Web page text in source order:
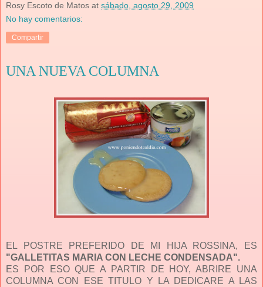
Rosy Escoto de Matos at sábado, agosto 29, 2009
No hay comentarios:
Compartir
UNA NUEVA COLUMNA
EL POSTRE PREFERIDO DE MI HIJA ROSSINA, ES
"GALLETITAS MARIA CON LECHE CONDENSADA".
ES POR ESO QUE A PARTIR DE HOY, ABRIRE UNA
COLUMNA CON ESE TITULO Y LA DEDICARE A LAS